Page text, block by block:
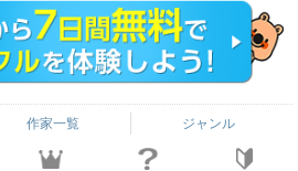
作家一覧 ジャンル